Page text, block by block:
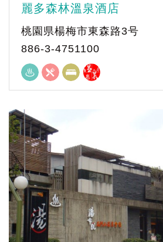
麗多森林溫泉酒店
桃園県楊梅市東森路3号
886-3-4751100